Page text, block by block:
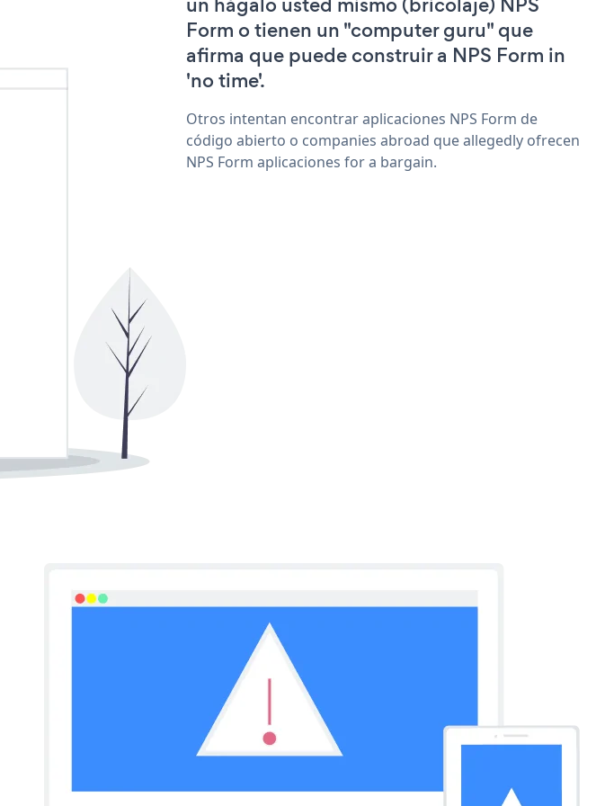
Form o tienen un "computer guru" que
afirma que puede construir a NPS Form in
'no time'.
Otros intentan encontrar aplicaciones NPS Form de
código abierto o companies abroad que allegedly ofrecen
NPS Form aplicaciones for a bargain.